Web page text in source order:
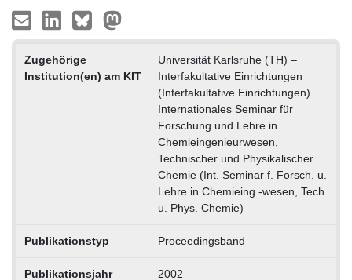
Zugehörige
Institution(en) am KIT
Universität Karlsruhe (TH) –
Interfakultative Einrichtungen
(Interfakultative Einrichtungen)
Internationales Seminar für
Forschung und Lehre in
Chemieingenieurwesen,
Technischer und Physikalischer
Chemie (Int. Seminar f. Forsch. u.
Lehre in Chemieing.-wesen, Tech.
u. Phys. Chemie)
Publikationstyp Proceedingsband
Publikationsjahr 2002